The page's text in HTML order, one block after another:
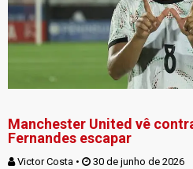
Manchester United vê
Fernandes escapar
Victor Costa • 30 de junho de 2026